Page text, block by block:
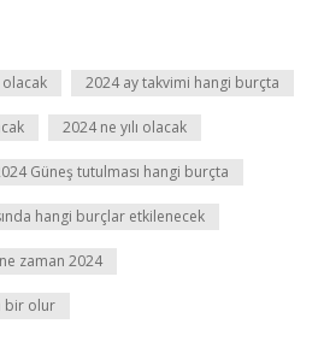
2024 ay takvimi hangi burçta
2024 ne yılı olacak
Güneş tutulması hangi burçta
hangi burçlar etkilenecek
zaman 2024
bir olur